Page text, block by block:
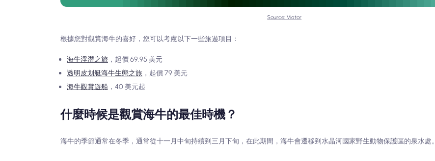
Source: Viator
根據您對觀賞海牛的喜好，您可以考慮以下一些旅遊項目：
海牛浮潛之旅 ，起價 69.95 美元
透明皮划艇海牛生態之旅 ，起價 79 美元
海牛觀賞遊船 ，40 美元起
什麼時候是觀賞海牛的最佳時機？
海牛的季節通常在冬季，通常從十一月中旬持續到三月下旬，在此期間，海牛會遷移到水晶河國家野生動物保護區的泉水處。